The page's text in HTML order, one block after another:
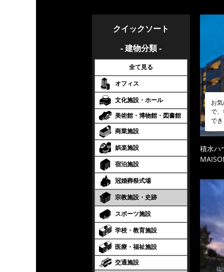
クイックソート
- 建物分類 -
全て見る
オフィス
文化施設・ホール
美術館・博物館・図書館
商業施設
娯楽施設
宿泊施設
冠婚葬祭式場
宗教施設・史跡
スポーツ施設
学校・教育施設
医療・福祉施設
交通施設
お
で
で
積水